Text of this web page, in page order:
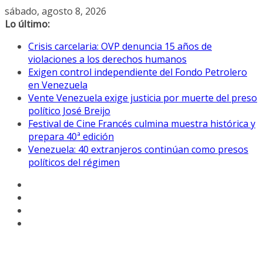
Saltar
al
sábado, agosto 8, 2026
Lo último:
Crisis carcelaria: OVP denuncia 15 años de
violaciones a los derechos humanos
Exigen control independiente del Fondo Petrolero
en Venezuela
Vente Venezuela exige justicia por muerte del preso
político José Breijo
Festival de Cine Francés culmina muestra histórica y
prepara 40ª edición
Venezuela: 40 extranjeros continúan como presos
políticos del régimen